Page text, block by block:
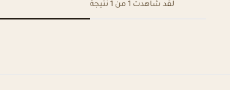
لقد شاهدت 1 من 1 نتيجة